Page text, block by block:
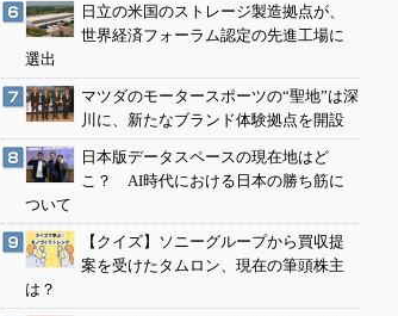
日立の米国のストレージ製造拠点が、
世界経済フォーラム認定の先進工場に
選出
マツダのモータースポーツの“聖地”は深
川に、新たなブランド体験拠点を開設
日本版データスペースの現在地はど
こ？ AI時代における日本の勝ち筋に
ついて
【クイズ】ソニーグループから買収提
案を受けたタムロン、現在の筆頭株主
は？